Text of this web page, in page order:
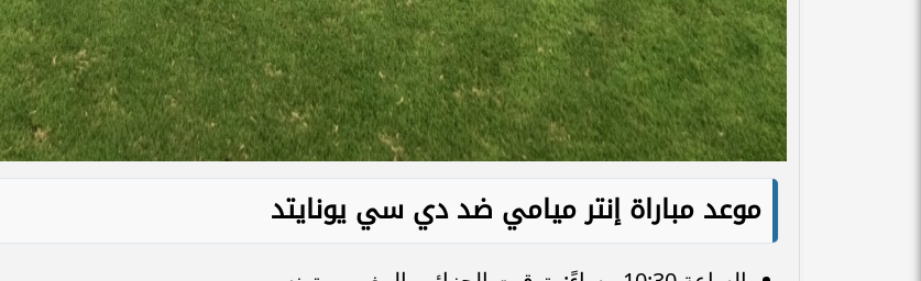
​موعد مباراة إنتر ميامي ضد دي سي يونايتد